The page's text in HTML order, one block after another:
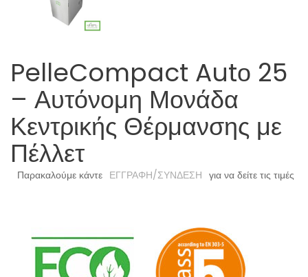
PelleCompact Autο 25
– Αυτόνομη Μονάδα
Κεντρικής Θέρμανσης με
Πέλλετ
Παρακαλούμε κάντε ΕΓΓΡΑΦΗ/ΣΥΝΔΕΣΗ για να δείτε τις τιμές